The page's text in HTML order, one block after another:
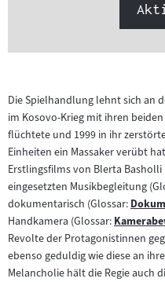
Die Spielhandlung lehnt sich an
im Kosovo-Krieg mit ihren
flüchtete und 1999 in ihr
Einheiten ein Massaker verübt
Erstlingsfilms von Blerta
eingesetzten Musikbegleitung
dokumentarisch (Glossar:Zum
Inhalt:
Handkamera (Glossar:Zum
Inhalt:
Revolte der Protagonistinnen
ebenso geduldig wie diese an
Melancholie hält die Regie auch